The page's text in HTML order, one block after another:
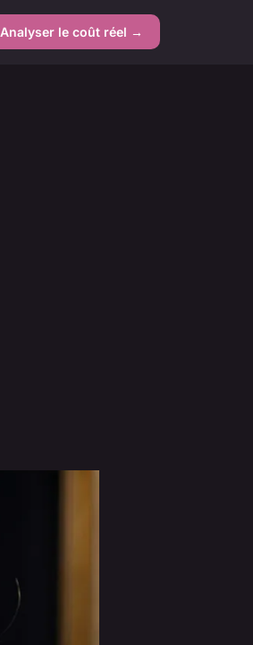
Analyser le coût réel →